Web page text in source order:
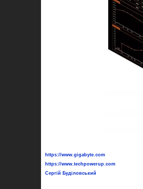
https://www.gigabyte.com
https://www.techpowerup.com
Сергій Буділовський